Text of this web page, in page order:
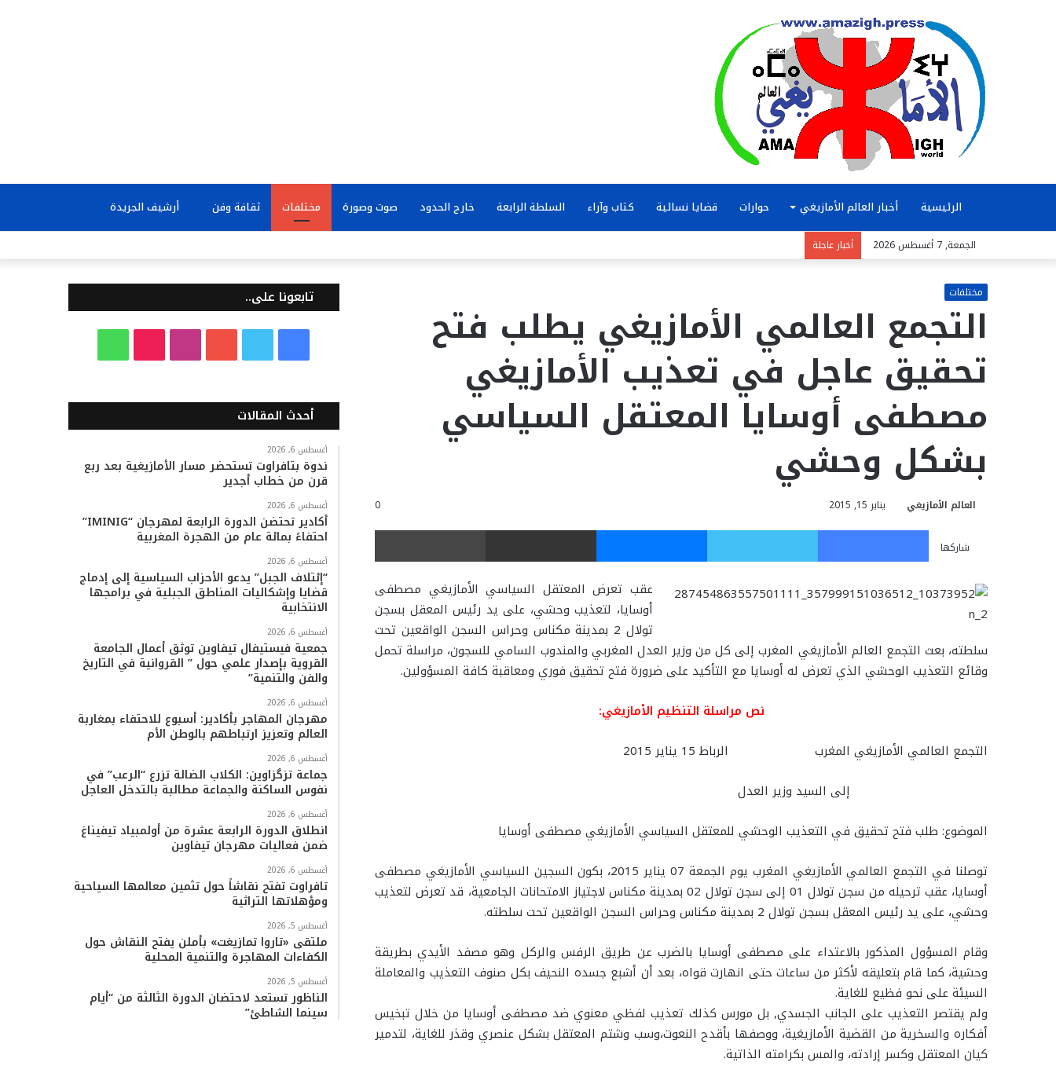
الرئيسية أخبار العالم الأمازيغي حوارات قضايا نسائية كتاب وآراء السلطة الرابعة خارج الحدود صوت وصورة مختلفات ثقافة وفن أرشيف الجريدة
عن
الجمعة, 7 أغسطس 2026 أخبار عاجلة
مختلفات
التجمع العالمي الأمازيغي يطلب فتح
تحقيق عاجل في تعذيب الأمازيغي
مصطفى أوسايا المعتقل السياسي
بشكل وحشي
العالم الأمازيغي يناير 15, 2015 0
شاركها
فيسبوك تويتر ماسنجر مشاركة عبر البريد
عقب تعرض المعتقل السياسي الأمازيغي مصطفى
أوسايا، لتعذيب وحشي، على يد رئيس المعقل بسجن
تولال 2 بمدينة مكناس وحراس السجن الواقعين تحت
سلطته، بعث التجمع العالم الأمازيغي المغرب إلى كل من وزير العدل المغربي والمندوب السامي للسجون، مراسلة تحمل
وقائع التعذيب الوحشي الذي تعرض له أوسايا مع التأكيد على ضرورة فتح تحقيق فوري ومعاقبة كافة المسؤولين.
نص مراسلة التنظيم الأمازيغي:
التجمع العالمي الأمازيغي المغرب الرباط 15 يناير 2015
إلى السيد وزير العدل
الموضوع: طلب فتح تحقيق في التعذيب الوحشي للمعتقل السياسي الأمازيغي مصطفى أوسايا
توصلنا في التجمع العالمي الأمازيغي المغرب يوم الجمعة 07 يناير 2015، بكون السجين السياسي الأمازيغي مصطفى
أوسايا، عقب ترحيله من سجن تولال 01 إلى سجن تولال 02 بمدينة مكناس لاجتياز الامتحانات الجامعية، قد تعرض لتعذيب
وحشي، على يد رئيس المعقل بسجن تولال 2 بمدينة مكناس وحراس السجن الواقعين تحت سلطته.
وقام المسؤول المذكور بالاعتداء على مصطفى أوسايا بالضرب عن طريق الرفس والركل وهو مصفد الأيدي بطريقة
وحشية، كما قام بتعليقه لأكثر من ساعات حتى انهارت قواه، بعد أن أشبع جسده النحيف بكل صنوف التعذيب والمعاملة
السيئة على نحو فظيع للغاية.
ولم يقتصر التعذيب على الجانب الجسدي, بل مورس كذلك تعذيب لفظي معنوي ضد مصطفى أوسايا من خلال تبخيس
أفكاره والسخرية من القضية الأمازيغية، ووصفها بأقدح النعوت،وسب وشتم المعتقل بشكل عنصري وقذر للغاية، لتدمير
كيان المعتقل وكسر إرادته، والمس بكرامته الذاتية.
تابعونا على..
س
ب
و
ك
ي
ر
ت
و
س
ق
ا
k
o
ت
ا
أحدث المقالات
أغسطس 6, 2026
ندوة بتافراوت تستحضر مسار الأمازيغية بعد ربع
قرن من خطاب أجدير
أغسطس 6, 2026
أكادير تحتضن الدورة الرابعة لمهرجان “IMINIG”
احتفاءً بمائة عام من الهجرة المغربية
أغسطس 6, 2026
“إئتلاف الجبل” يدعو الأحزاب السياسية إلى إدماج
قضايا وإشكاليات المناطق الجبلية في برامجها
الانتخابية
أغسطس 6, 2026
جمعية فيستيفال تيفاوين توثق أعمال الجامعة
القروية بإصدار علمي حول ” القروانية في التاريخ
والفن والتنمية”
أغسطس 6, 2026
مهرجان المهاجر بأكادير: أسبوع للاحتفاء بمغاربة
العالم وتعزيز ارتباطهم بالوطن الأم
أغسطس 6, 2026
جماعة تزگزاوين: الكلاب الضالة تزرع “الرعب” في
نفوس الساكنة والجماعة مطالبة بالتدخل العاجل
أغسطس 6, 2026
انطلاق الدورة الرابعة عشرة من أولمبياد تيفيناغ
ضمن فعاليات مهرجان تيفاوين
أغسطس 6, 2026
تافراوت تفتح نقاشاً حول تثمين معالمها السياحية
ومؤهلاتها التراثية
أغسطس 5, 2026
ملتقى «تاروا تمازيغت» بأملن يفتح النقاش حول
الكفاءات المهاجرة والتنمية المحلية
أغسطس 5, 2026
الناظور تستعد لاحتضان الدورة الثالثة من “أيام
سينما الشاطئ”